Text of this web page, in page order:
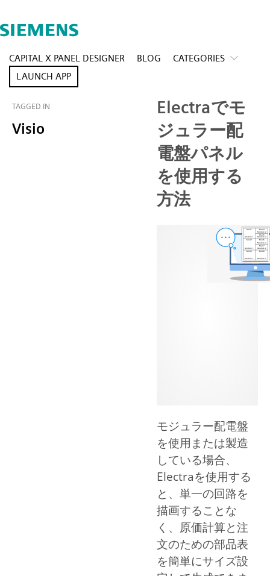
CAPITAL X PANEL DESIGNER BLOG
CATEGORIES
LAUNCH APP
TAGGED IN
Visio
Electraでモ
ジュラー配
電盤パネル
を使用する
方法
モジュラー配電盤
を使用または製造
している場合、
Electraを使用する
と、単一の回路を
描画することな
く、原価計算と注
文のための部品表
を簡単にサイズ設